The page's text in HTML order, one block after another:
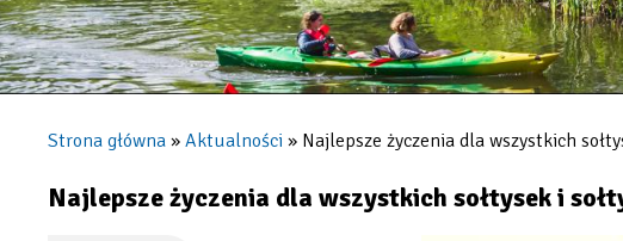
nawigacyjna
Strona główna Aktualności Najlepsze życzenia dla wszystkich
Najlepsze życzenia dla wszystkich sołtysek i